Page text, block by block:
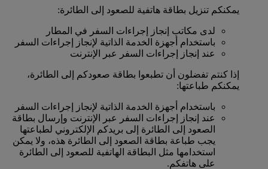
يمكنكم تنزيل بطاقة هاتفية للصعود إلى الطائرة:
لدى مكاتب إنجاز إجراءات السفر في المطار
باستخدام أجهزة الخدمة الذاتية لإنجاز إجراءات السفر
عند إنجاز إجراءات السفر عبر الإنترنت
إذا كنتم تفضلون أن تطبعوا بطاقة صعودكم إلى الطائرة،
يمكنكم طباعتها:
باستخدام أجهزة الخدمة الذاتية لإنجاز إجراءات السفر
عند إنجاز إجراءات السفر عبر الإنترنت وإرسال بطاقة
الصعود إلى الطائرة إلى بريدكم الإلكتروني لطباعتها
يجب طباعة بطاقة الصعود إلى الطائرة هذه، ولا يمكن
استخدامها مثل البطاقة الهاتفية للصعود إلى الطائرة
على هاتفكم.